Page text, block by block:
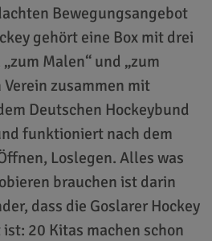
Bewegungsangebot
gehört eine Box mit drei
Malen“ und „zum
Verein zusammen mit
Deutschen Hockeybund
funktioniert nach dem
Loslegen. Alles was
brauchen ist darin
dass die Goslarer Hockey
20 Kitas machen schon